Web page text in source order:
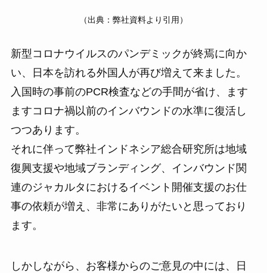
（出典：弊社資料より引用）
新型コロナウイルスのパンデミックが終焉に向か
い、日本を訪れる外国人が再び増えて来ました。
入国時の事前のPCR検査などの手間が省け、ます
ますコロナ禍以前のインバウンドの水準に復活し
つつあります。
それに伴って弊社インドネシア総合研究所は地域
復興支援や地域ブランディング、インバウンド関
連のジャカルタにおけるイベント開催支援のお仕
事の依頼が増え、非常にありがたいと思っており
ます。
しかしながら、お客様からのご意見の中には、日